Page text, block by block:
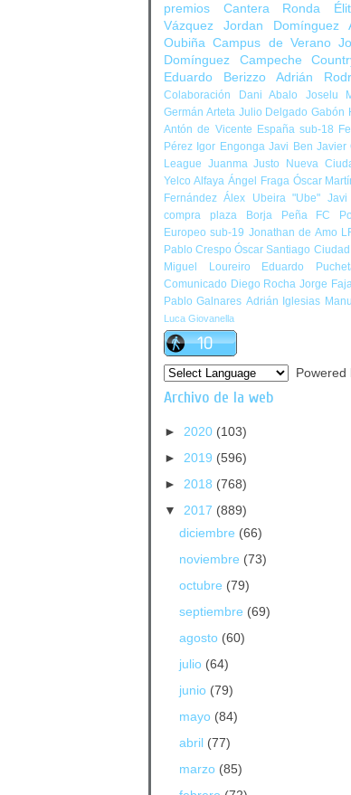
premios Cantera
Ronda
Vázquez
Jordan Domínguez
Oubiña Campus de Verano
Domínguez
Campeche
Eduardo Berizzo
Adrián
Colaboración
Dani Abalo Joselu
Germán Arteta Julio Delgado Gabón
Antón de Vicente España sub-18
Pérez Igor Engonga Javi Ben Javier
League Juanma Justo Nueva
Yelco Alfaya Ángel Fraga Óscar
Fernández Álex Ubeira "Ube"
compra plaza
Borja Peña FC
Europeo sub-19 Jonathan de Amo
Pablo Crespo Óscar Santiago
Miguel Loureiro
Eduardo
Comunicado Diego Rocha Jorge
Pablo Galnares Adrián Iglesias
Luca Giovanella
Powered
Archivo de la web
► 2020 (103)
► 2019 (596)
► 2018 (768)
▼ 2017 (889)
diciembre (66)
noviembre (73)
octubre (79)
septiembre (69)
agosto (60)
julio (64)
junio (79)
mayo (84)
abril (77)
marzo (85)